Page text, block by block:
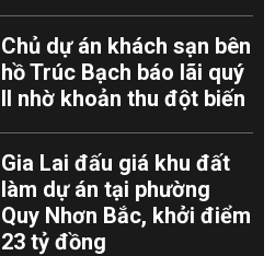
Chủ dự án khách sạn bên
hồ Trúc Bạch báo lãi quý
II nhờ khoản thu đột biến
Gia Lai đấu giá khu đất
làm dự án tại phường
Quy Nhơn Bắc, khởi điểm
23 tỷ đồng